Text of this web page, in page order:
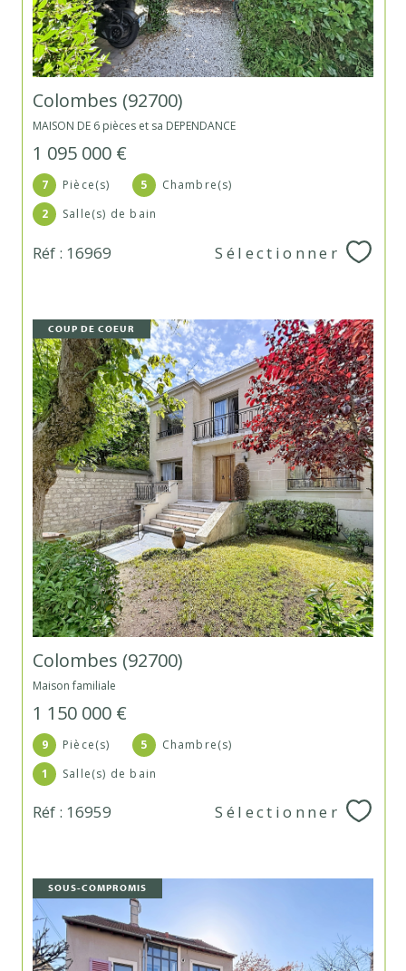
Colombes (92700)
MAISON DE 6 pièces et sa DEPENDANCE
1 095 000 €
7 Pièce(s) 5
Chambre(s)
2
Salle(s) de bain
Réf : 16969 Sélectionner
COUP DE COEUR
Colombes (92700)
Maison familiale
1 150 000 €
9 Pièce(s) 5
Chambre(s)
1
Salle(s) de bain
Réf : 16959 Sélectionner
SOUS-COMPROMIS